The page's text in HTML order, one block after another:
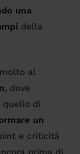
una
della
al
, dove
quello di
un
e criticità
prima di